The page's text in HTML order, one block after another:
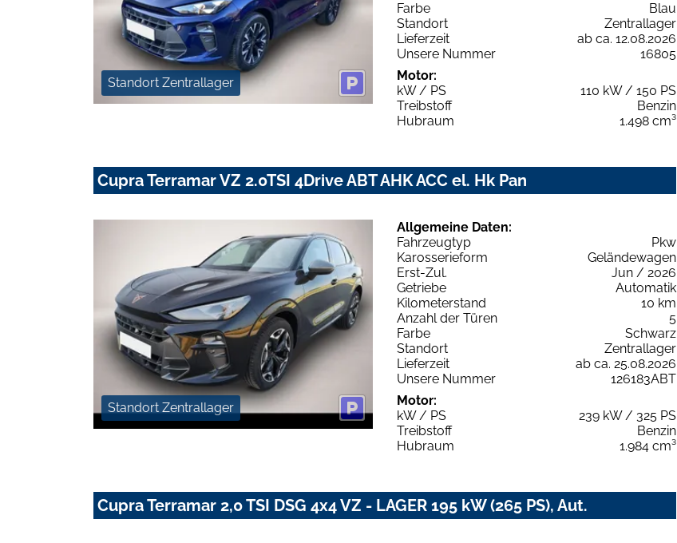
Standort Zentrallager
Farbe
Blau
Standort
Zentrallager
Lieferzeit
ab ca. 12.08.2026
Unsere Nummer
16805
Motor:
kW / PS
110 kW / 150 PS
Treibstoff
Benzin
Hubraum
1.498 cm³
Cupra Terramar VZ 2.0TSI 4Drive ABT AHK ACC el. Hk Pan
Standort Zentrallager
Allgemeine Daten:
Fahrzeugtyp
Pkw
Karosserieform
Geländewagen
Erst-Zul.
Jun / 2026
Getriebe
Automatik
Kilometerstand
10 km
Anzahl der Türen
5
Farbe
Schwarz
Standort
Zentrallager
Lieferzeit
ab ca. 25.08.2026
Unsere Nummer
126183ABT
Motor:
kW / PS
239 kW / 325 PS
Treibstoff
Benzin
Hubraum
1.984 cm³
Cupra Terramar 2,0 TSI DSG 4x4 VZ - LAGER 195 kW (265 PS), Aut.